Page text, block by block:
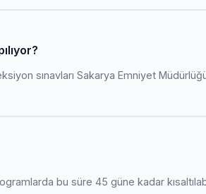
sınavları Sakarya Emniyet
bu süre 45 güne kadar